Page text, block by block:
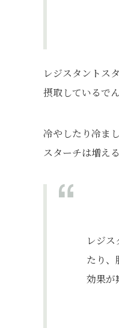
レジスタントス
摂取しているで
冷やしたり冷ま
スターチは増え
レジ
たり、
効果が